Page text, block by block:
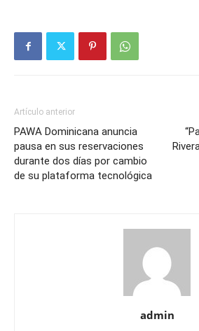
Artículo anterior
PAWA Dominicana anuncia
pausa en sus reservaciones
durante dos días por cambio
de su plataforma tecnológica
admin